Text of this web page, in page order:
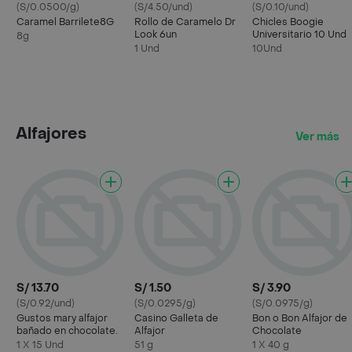
(S/0.0500/g)
Caramel Barrilete8G
8g
(S/4.50/und)
Rollo de Caramelo Dr
Look 6un
1 Und
(S/0.10/und)
Chicles Boogie
Universitario 10 Und
10Und
Alfajores Ver más
S/ 13.70
(S/0.92/und)
Gustos mary alfajor
bañado en chocolate.
1 X 15 Und
S/ 1.50
(S/0.0295/g)
Casino Galleta de
Alfajor
51 g
S/ 3.90
(S/0.0975/g)
Bon o Bon Alfajor de
Chocolate
1 X 40 g